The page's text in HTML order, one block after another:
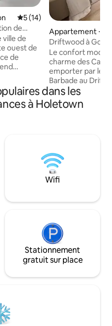
Évaluation moyenne sur la
5 (14)
de
ville de
ouest de
de
et un
à Holetown
vous
offre le
Barbade
Appartement ⋅
Driftwood à
Le confort
charme des Caraïbes.
emporter par le
Barbade au
Que vous vous
grande piscine,
promeniez sur les
retraite insulaire.
pour un séjour
quelques
des restaurants
Détendez-vous
dans les
à Holetown
Wifi
Stationnement
gratuit sur place